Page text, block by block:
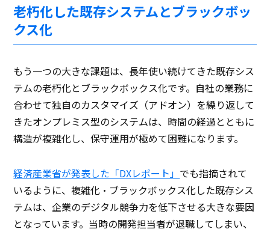
老朽化した既存システムとブラックボッ
クス化
もう一つの大きな課題は、長年使い続けてきた既存シス
テムの老朽化とブラックボックス化です。自社の業務に
合わせて独自のカスタマイズ（アドオン）を繰り返して
きたオンプレミス型のシステムは、時間の経過とともに
構造が複雑化し、保守運用が極めて困難になります。
経済産業省が発表した「DXレポート」 でも指摘されて
いるように、複雑化・ブラックボックス化した既存シス
テムは、企業のデジタル競争力を低下させる大きな要因
となっています。当時の開発担当者が退職してしまい、